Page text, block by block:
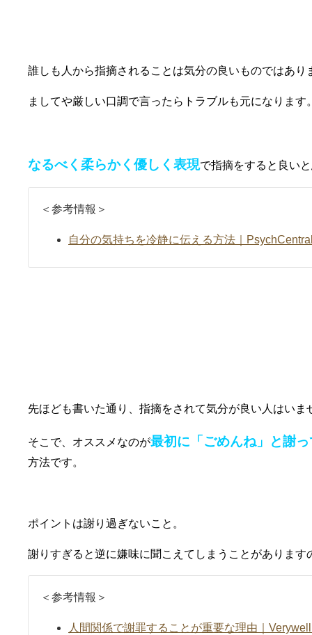
誰しも人から指摘されることは気分の良いものではあり
ましてや厳しい口調で言ったらトラブルも元になります
なるべく柔らかく優しく表現で指摘をすると良い
＜参考情報＞
自分の気持ちを冷静に伝える方法｜
先ほども書いた通り、指摘をされて気分が良い人はいま
そこで、オススメなのが最初に「ごめんね」と謝
方法です。
ポイントは謝り過ぎないこと。
謝りすぎると逆に嫌味に聞こえてしまうことがあります
＜参考情報＞
人間関係で謝罪することが重要な理由｜